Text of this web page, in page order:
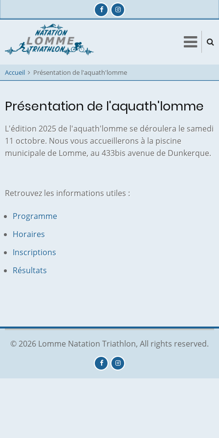
au
principal
Accueil Présentation de l'aquath'lomme
Présentation de l'aquath'lomme
L'édition 2025 de l'aquath'lomme se déroulera le samedi
11 octobre. Nous vous accueillerons à la piscine
municipale de Lomme, au 433bis avenue de Dunkerque.
Retrouvez les informations utiles :
Programme
Horaires
Inscriptions
Résultats
© 2026 Lomme Natation Triathlon, All rights reserved.